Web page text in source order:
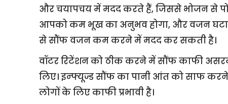
और चयापचय में मदद करते हैं, जिससे भोजन से
आपको कम भूख का अनुभव होगा, और वजन
से सौंफ वजन कम करने में मदद कर सकती है।
वॉटर रिटेंशन को ठीक करने में सौंफ काफी
लिए। इन्फ्यूज्ड सौंफ का पानी आंत को साफ
लोगों के लिए काफी प्रभावी है।